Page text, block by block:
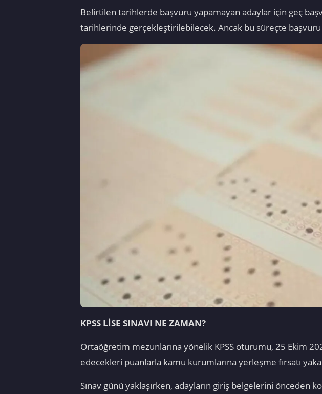
Belirtilen tarihlerde başvuru yapamayan adaylar için geç
tarihlerinde gerçekleştirilebilecek. Ancak bu süreçte
KPSS LİSE SINAVI NE ZAMAN?
Ortaöğretim mezunlarına yönelik KPSS oturumu, 25 Ekim
edecekleri puanlarla kamu kurumlarına yerleşme fırsatı
Sınav günü yaklaşırken, adayların giriş belgelerini önceden